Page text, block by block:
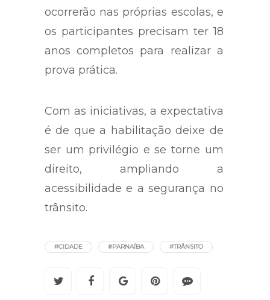
ocorrerão nas próprias escolas, e
os participantes precisam ter 18
anos completos para realizar a
prova prática.
Com as iniciativas, a expectativa
é de que a habilitação deixe de
ser um privilégio e se torne um
direito, ampliando a
acessibilidade e a segurança no
trânsito.
#CIDADE #PARNAÍBA #TRÂNSITO